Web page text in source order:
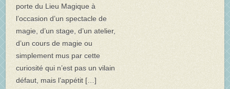
porte du Lieu Magique à
l’occasion d’un spectacle de
magie, d’un stage, d’un atelier,
d’un cours de magie ou
simplement mus par cette
curiosité qui n’est pas un vilain
défaut, mais l’appétit […]